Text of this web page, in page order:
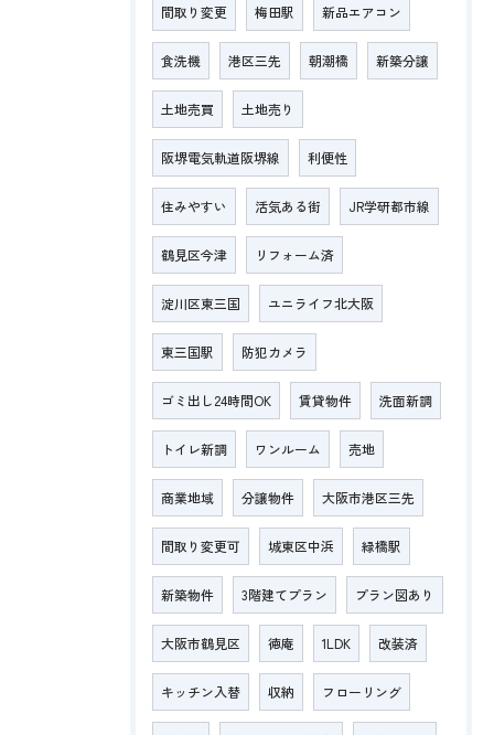
間取り変更 梅田駅 新品エアコン
食洗機 港区三先 朝潮橋 新築分譲
土地売買 土地売り
阪堺電気軌道阪堺線 利便性
住みやすい 活気ある街 JR学研都市線
鶴見区今津 リフォーム済
淀川区東三国 ユニライフ北大阪
東三国駅 防犯カメラ
ゴミ出し24時間OK 賃貸物件 洗面新調
トイレ新調 ワンルーム 売地
商業地域 分譲物件 大阪市港区三先
間取り変更可 城東区中浜 緑橋駅
新築物件 3階建てプラン プラン図あり
大阪市鶴見区 徳庵 1LDK 改装済
キッチン入替 収納 フローリング